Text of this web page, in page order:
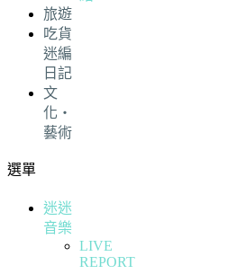
旅遊
吃貨
迷編
日記
文
化・
藝術
選單
迷迷
音樂
LIVE
REPORT